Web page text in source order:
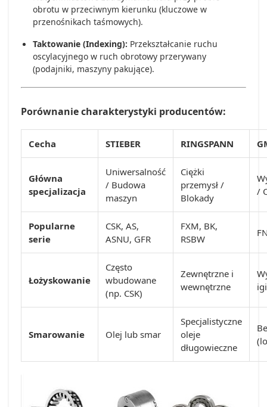
obrotu w przeciwnym kierunku (kluczowe w
przenośnikach taśmowych).
Taktowanie (Indexing): Przekształcanie ruchu
oscylacyjnego w ruch obrotowy przerywany
(podajniki, maszyny pakujące).
Porównanie charakterystyki producentów:
Cecha STIEBER RINGSPANN
Główna
specjalizacja
Uniwersalność
/ Budowa
maszyn
Ciężki
przemysł /
Blokady
/
Popularne
serie
CSK, AS,
ASNU, GFR
FXM, BK,
RSBW
Łożyskowanie
Często
wbudowane
(np. CSK)
Zewnętrzne i
wewnętrzne
Smarowanie Olej lub smar
Specjalistyczne
oleje
długowieczne